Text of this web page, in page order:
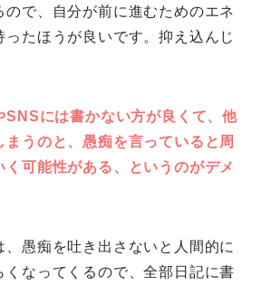
ので、自分が前に進むためのエネ
ったほうが良いです。抑え込んじ
SNSには書かない方が良くて、他
まうのと、愚痴を言っていると周
く可能性がある、というのがデメ
、愚痴を吐き出さないと人間的に
くなってくるので、全部日記に書